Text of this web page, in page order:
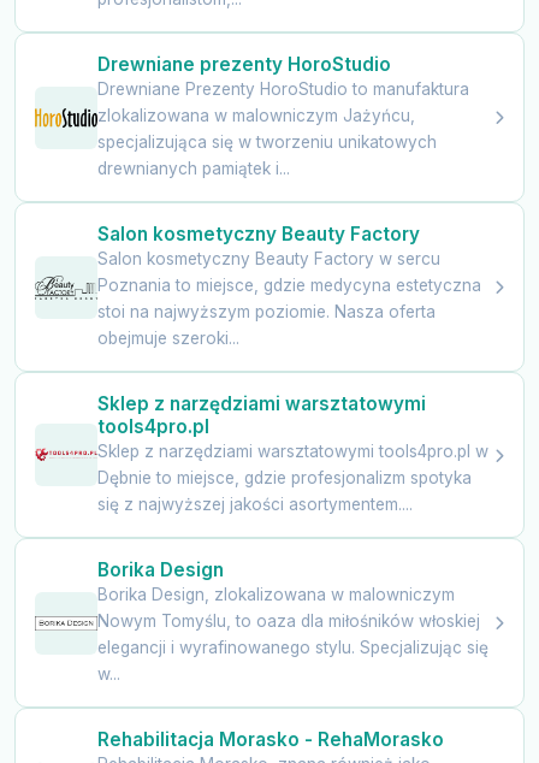
Drewniane prezenty HoroStudio
Drewniane Prezenty HoroStudio to manufaktura
zlokalizowana w malowniczym Jażyńcu,
specjalizująca się w tworzeniu unikatowych
drewnianych pamiątek i...
Salon kosmetyczny Beauty Factory
Salon kosmetyczny Beauty Factory w sercu
Poznania to miejsce, gdzie medycyna estetyczna
stoi na najwyższym poziomie. Nasza oferta
obejmuje szeroki...
Sklep z narzędziami warsztatowymi
tools4pro.pl
Sklep z narzędziami warsztatowymi tools4pro.pl w
Dębnie to miejsce, gdzie profesjonalizm spotyka
się z najwyższej jakości asortymentem....
Borika Design
Borika Design, zlokalizowana w malowniczym
Nowym Tomyślu, to oaza dla miłośników włoskiej
elegancji i wyrafinowanego stylu. Specjalizując się
w...
Rehabilitacja Morasko - RehaMorasko